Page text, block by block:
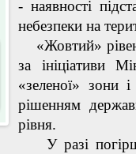
- наявності
небезпеки на
«Жовтий»
за ініціативи
«зеленої» зони
рішенням
рівня.
У разі